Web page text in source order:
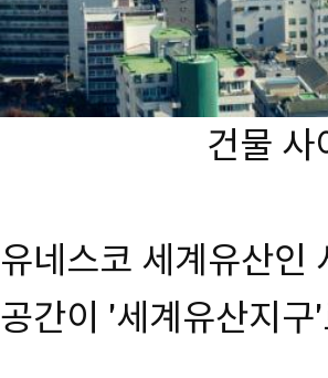
건물 사
유네스코 세계유산
공간이 '세계유산지